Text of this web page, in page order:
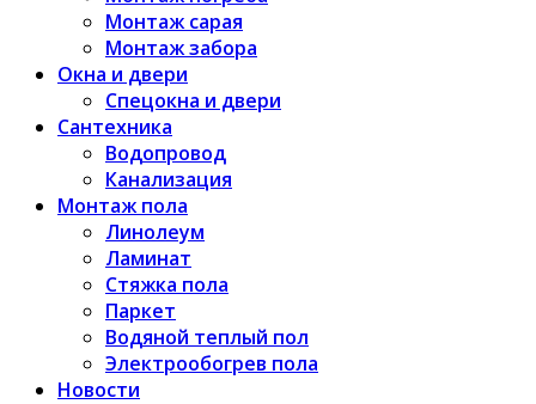
Монтаж сарая
Монтаж забора
Окна и двери
Спецокна и двери
Сантехника
Водопровод
Канализация
Монтаж пола
Линолеум
Ламинат
Стяжка пола
Паркет
Водяной теплый пол
Электрообогрев пола
Новости